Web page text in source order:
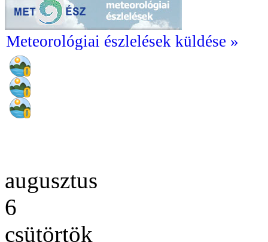
Meteorológiai észlelések küldése »
augusztus
6
csütörtök